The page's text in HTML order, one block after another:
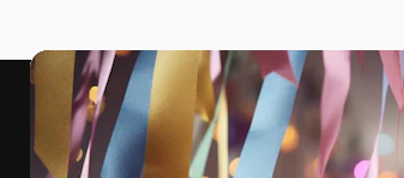
वीडियो
फ़ुटेज
मोशन ग्राफ़िक्स
वीडियो टेम्पलेट्स
आइकन
3D मॉडल